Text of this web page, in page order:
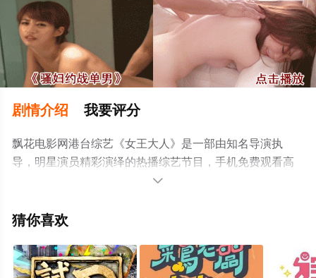
剧情介绍 我要评分
飘花电影网港台综艺《女王大人》是一部由知名导演执
导，明星演员精彩演绎的热播综艺节目，手机免费观看高
清无删减完整版综艺节目就上飘花影院，更多相关信息可

猜你喜欢